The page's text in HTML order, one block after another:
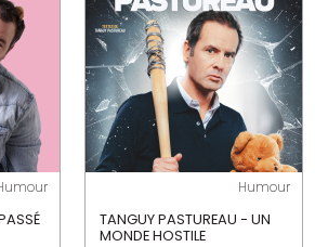
Humour
TANGUY PASTUREAU - UN
MONDE HOSTILE